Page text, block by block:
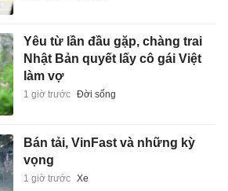
Yêu từ lần đầu gặp, chàng trai
Nhật Bản quyết lấy cô gái Việt
làm vợ
1 giờ trước Đời sống
Bán tải, VinFast và những kỳ
vọng
1 giờ trước Xe